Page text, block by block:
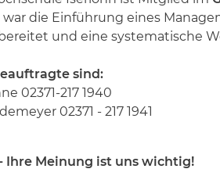
war die Einführung eines
und eine systematische
sind:
02371-217 1940
02371 - 217 1941
Ihre Meinung ist uns wichtig!